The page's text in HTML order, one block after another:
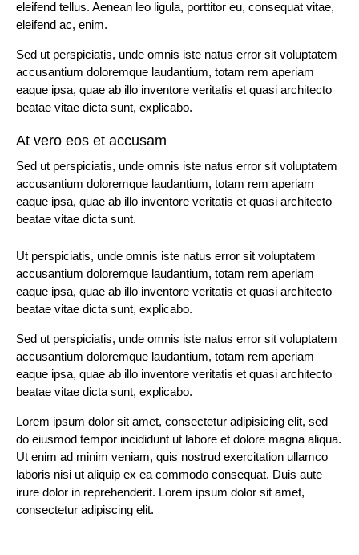
eleifend tellus. Aenean leo ligula, porttitor eu, consequat vitae,
eleifend ac, enim.
Sed ut perspiciatis, unde omnis iste natus error sit voluptatem
accusantium doloremque laudantium, totam rem aperiam
eaque ipsa, quae ab illo inventore veritatis et quasi architecto
beatae vitae dicta sunt, explicabo.
At vero eos et accusam
Sed ut perspiciatis, unde omnis iste natus error sit voluptatem
accusantium doloremque laudantium, totam rem aperiam
eaque ipsa, quae ab illo inventore veritatis et quasi architecto
beatae vitae dicta sunt.
Ut perspiciatis, unde omnis iste natus error sit voluptatem
accusantium doloremque laudantium, totam rem aperiam
eaque ipsa, quae ab illo inventore veritatis et quasi architecto
beatae vitae dicta sunt, explicabo.
Sed ut perspiciatis, unde omnis iste natus error sit voluptatem
accusantium doloremque laudantium, totam rem aperiam
eaque ipsa, quae ab illo inventore veritatis et quasi architecto
beatae vitae dicta sunt, explicabo.
Lorem ipsum dolor sit amet, consectetur adipisicing elit, sed
do eiusmod tempor incididunt ut labore et dolore magna aliqua.
Ut enim ad minim veniam, quis nostrud exercitation ullamco
laboris nisi ut aliquip ex ea commodo consequat. Duis aute
irure dolor in reprehenderit. Lorem ipsum dolor sit amet,
consectetur adipiscing elit.